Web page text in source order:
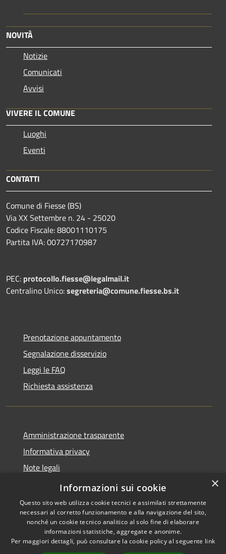
NOVITÀ
Notizie
Comunicati
Avvisi
VIVERE IL COMUNE
Luoghi
Eventi
CONTATTI
Comune di Fiesse (BS)
Via XX Settembre n. 24 - 25020
Codice Fiscale: 88001110175
Partita IVA: 00727170987
PEC: protocollo.fiesse@legalmail.it
Centralino Unico:segreteria@comune.fiesse.bs.it
Prenotazione appuntamento
Segnalazione disservizio
Leggi le FAQ
Richiesta assistenza
Amministrazione trasparente
Informativa privacy
Note legali
Dichiarazione di accessibilità
Accessibilità
Copyright © 2026 • Comune di
Fiesse • Powered by
×
Informazioni sui cookie
Questo sito web utilizza cookie tecnici e assimilati strettamente
necessari al corretto funzionamento e alla navigazione del sito,
nonché un cookie tecnico analitico al solo fine di elaborare
informazioni statistiche, aggregate e anonime.
Per maggiori dettagli, può consultare la cookie policy al seguente link